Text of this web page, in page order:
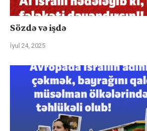
Sözdə və işdə
İyul 24, 2025